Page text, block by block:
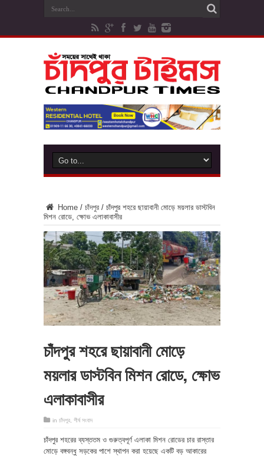
Home / চাঁদপুর / চাঁদপুর শহরে ছায়াবানী মোড়ে ময়লার ডাস্টবিন
মিশন রোডে, ক্ষোভ এলাকাবাসীর
চাঁদপুর শহরে ছায়াবানী মোড়ে
ময়লার ডাস্টবিন মিশন রোডে, ক্ষোভ
এলাকাবাসীর
in চাঁদপুর শীর্ষ সংবাদ
চাঁদপুর শহরের ব্যস্ততম ও গুরুত্বপূর্ণ এলাকা মিশন রোডের চার রাস্তার
মোড়ে বঙ্গবন্ধু সড়কের পাশে স্থাপন করা হয়েছে একটি বড় আকারের